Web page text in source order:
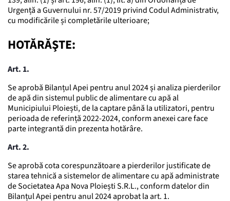
Urgență a Guvernului nr. 57/2019 privind Codul Administrativ,
cu modificările și completările ulterioare;
HOTĂRĂŞTE:
Art. 1.
Se aprobă Bilanțul Apei pentru anul 2024 și analiza pierderilor
de apă din sistemul public de alimentare cu apă al
Municipiului Ploiești, de la captare până la utilizatori, pentru
perioada de referință 2022-2024, conform anexei care face
parte integrantă din prezenta hotărâre.
Art. 2.
Se aprobă cota corespunzătoare a pierderilor justificate de
starea tehnică a sistemelor de alimentare cu apă administrate
de Societatea Apa Nova Ploiești S.R.L., conform datelor din
Bilanțul Apei pentru anul 2024 aprobat la art. 1.